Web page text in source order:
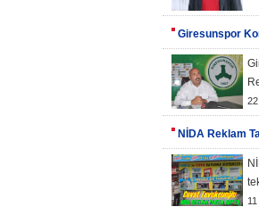
Giresunspor
NİDA Reklam